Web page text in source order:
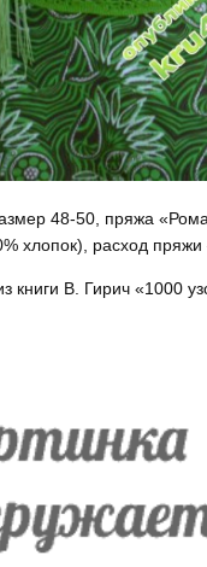
48-50, пряжа
хлопок), расход
книги В. Гирич «1000